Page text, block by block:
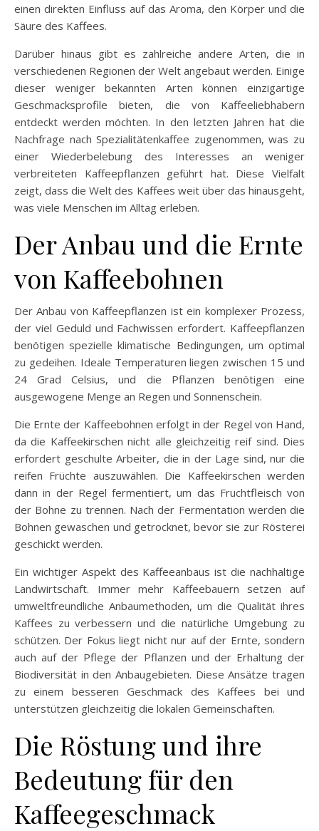
einen direkten Einfluss auf das Aroma, den Körper und die
Säure des Kaffees.
Darüber hinaus gibt es zahlreiche andere Arten, die in
verschiedenen Regionen der Welt angebaut werden. Einige
dieser weniger bekannten Arten können einzigartige
Geschmacksprofile bieten, die von Kaffeeliebhabern
entdeckt werden möchten. In den letzten Jahren hat die
Nachfrage nach Spezialitätenkaffee zugenommen, was zu
einer Wiederbelebung des Interesses an weniger
verbreiteten Kaffeepflanzen geführt hat. Diese Vielfalt
zeigt, dass die Welt des Kaffees weit über das hinausgeht,
was viele Menschen im Alltag erleben.
Der Anbau und die Ernte
von Kaffeebohnen
Der Anbau von Kaffeepflanzen ist ein komplexer Prozess,
der viel Geduld und Fachwissen erfordert. Kaffeepflanzen
benötigen spezielle klimatische Bedingungen, um optimal
zu gedeihen. Ideale Temperaturen liegen zwischen 15 und
24 Grad Celsius, und die Pflanzen benötigen eine
ausgewogene Menge an Regen und Sonnenschein.
Die Ernte der Kaffeebohnen erfolgt in der Regel von Hand,
da die Kaffeekirschen nicht alle gleichzeitig reif sind. Dies
erfordert geschulte Arbeiter, die in der Lage sind, nur die
reifen Früchte auszuwählen. Die Kaffeekirschen werden
dann in der Regel fermentiert, um das Fruchtfleisch von
der Bohne zu trennen. Nach der Fermentation werden die
Bohnen gewaschen und getrocknet, bevor sie zur Rösterei
geschickt werden.
Ein wichtiger Aspekt des Kaffeeanbaus ist die nachhaltige
Landwirtschaft. Immer mehr Kaffeebauern setzen auf
umweltfreundliche Anbaumethoden, um die Qualität ihres
Kaffees zu verbessern und die natürliche Umgebung zu
schützen. Der Fokus liegt nicht nur auf der Ernte, sondern
auch auf der Pflege der Pflanzen und der Erhaltung der
Biodiversität in den Anbaugebieten. Diese Ansätze tragen
zu einem besseren Geschmack des Kaffees bei und
unterstützen gleichzeitig die lokalen Gemeinschaften.
Die Röstung und ihre
Bedeutung für den
Kaffeegeschmack